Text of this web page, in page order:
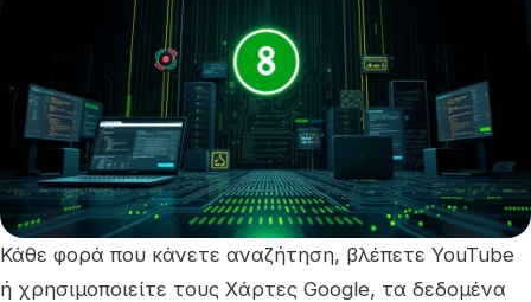
Κάθε φορά που κάνετε αναζήτηση, βλέπετε YouTube
ή χρησιμοποιείτε τους Χάρτες Google, τα δεδομένα